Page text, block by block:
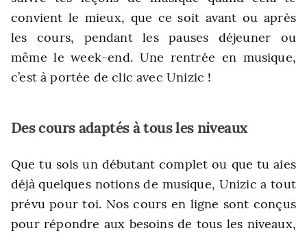
convient le mieux, que ce soit avant ou après
les cours, pendant les pauses déjeuner ou
même le week-end. Une rentrée en musique,
c’est à portée de clic avec Unizic !
Des cours adaptés à tous les niveaux
Que tu sois un débutant complet ou que tu aies
déjà quelques notions de musique, Unizic a tout
prévu pour toi. Nos cours en ligne sont conçus
pour répondre aux besoins de tous les niveaux,